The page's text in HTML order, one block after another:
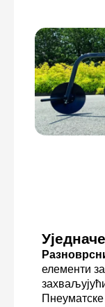
елементи